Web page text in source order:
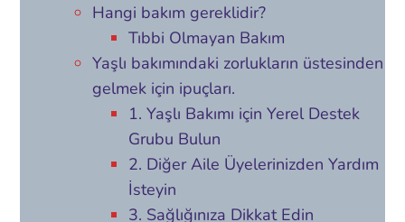
Hangi bakım gereklidir?
Tıbbi Olmayan Bakım
Yaşlı bakımındaki zorlukların üstesinden
gelmek için ipuçları.
1. Yaşlı Bakımı için Yerel Destek
Grubu Bulun
2. Diğer Aile Üyelerinizden Yardım
İsteyin
3. Sağlığınıza Dikkat Edin